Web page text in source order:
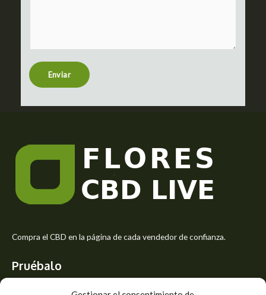
t
r
s
e
Enviar
Compra el CBD en la página de cada vendedor de confianza.
Pruébalo
Siente el mejor aroma de las flores CBD y usa los beneficios del